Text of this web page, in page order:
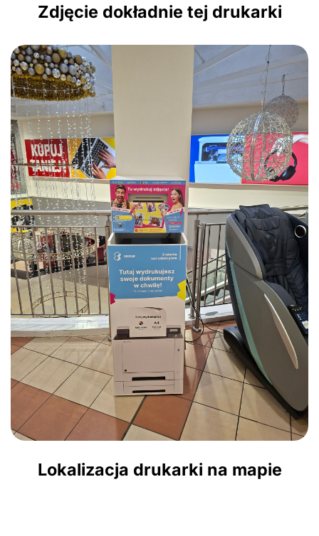
Zdjęcie dokładnie tej drukarki
Lokalizacja drukarki na mapie